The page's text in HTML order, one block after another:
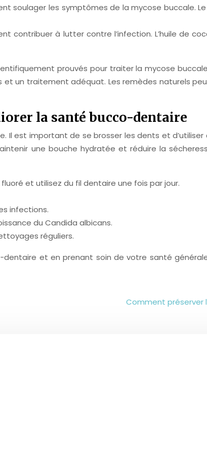
soulager les symptômes de la mycose buccale.
contribuer à lutter contre l’infection. L’huile de
prouvés pour traiter la mycose
un traitement adéquat. Les remèdes naturels
la santé bucco-dentaire
est important de se brosser les dents et
une bouche hydratée et réduire la
et utilisez du fil dentaire une fois par jour.
infections.
du Candida albicans.
réguliers.
et en prenant soin de votre santé
Comment préserver